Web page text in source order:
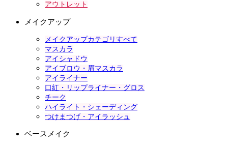
アウトレット
メイクアップ
メイクアップカテゴリすべて
マスカラ
アイシャドウ
アイブロウ・眉マスカラ
アイライナー
口紅・リップライナー・グロス
チーク
ハイライト・シェーディング
つけまつげ・アイラッシュ
ベースメイク